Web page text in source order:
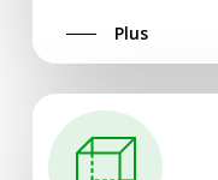
Plus